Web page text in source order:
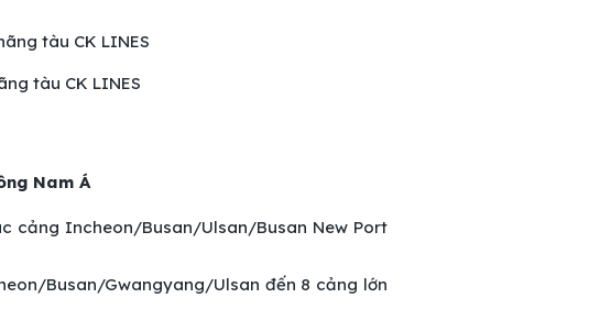
tàu CK LINES
Nam Á
cảng Incheon/Busan/Ulsan/Busan New Port
Busan/Gwangyang/Ulsan đến 8 cảng lớn